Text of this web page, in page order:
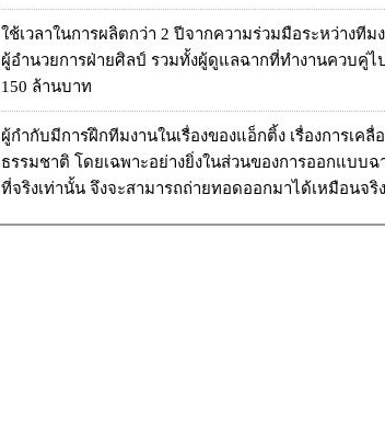
ใช้เวลาในการผลิตกว่า 2 ปีจากความร่วมมือระหว่างที
ผู้อำนวยการฝ่ายศิลป์ รวมทั้งผู้ดูแลฉากที่ทำงานควบคู่
150 ล้านบาท
ผู้กำกับมีการฝึกทีมงานในเรื่องของแอ็กติ้ง เรื่องการเค
ธรรมชาติ โดยเฉพาะอย่างยิ่งในส่วนของการออกแบบ
ที่จริงเท่านั้น จึงจะสามารถถ่ายทอดออกมาได้เหมือนจริ